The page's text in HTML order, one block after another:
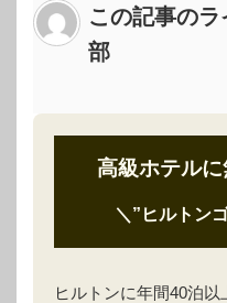
この記事の
部
高級ホテル
＼”ヒルトン
ヒルトンに年間40泊